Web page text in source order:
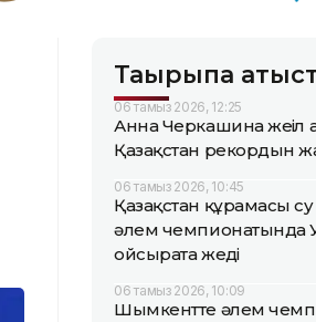
Тақырыпқа
06 тамыз 2026, 12:25
Анна Черкашина жеңіл
Қазақстан рекордын
06 тамыз 2026, 10:45
Қазақстан құрамасы
әлем чемпионатында
ойсырата жеңді
06 тамыз 2026, 10:09
Шымкентте әлем